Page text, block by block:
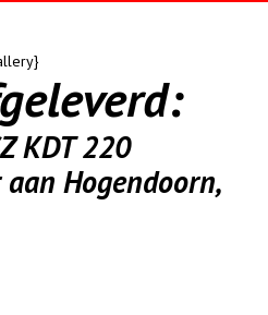
KDT 220
Hogendoorn,